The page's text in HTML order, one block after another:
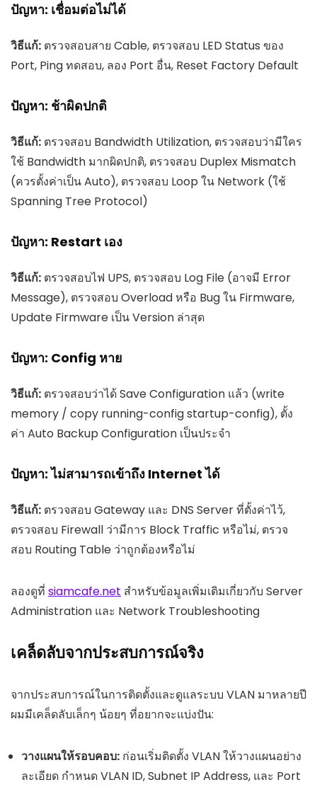
ปัญหา: เชื่อมต่อไม่ได้
วิธีแก้: ตรวจสอบสาย Cable, ตรวจสอบ LED Status ของ
Port, Ping ทดสอบ, ลอง Port อื่น, Reset Factory Default
ปัญหา: ช้าผิดปกติ
วิธีแก้: ตรวจสอบ Bandwidth Utilization, ตรวจสอบว่ามีใคร
ใช้ Bandwidth มากผิดปกติ, ตรวจสอบ Duplex Mismatch
(ควรตั้งค่าเป็น Auto), ตรวจสอบ Loop ใน Network (ใช้
Spanning Tree Protocol)
ปัญหา: Restart เอง
วิธีแก้: ตรวจสอบไฟ UPS, ตรวจสอบ Log File (อาจมี Error
Message), ตรวจสอบ Overload หรือ Bug ใน Firmware,
Update Firmware เป็น Version ล่าสุด
ปัญหา: Config หาย
วิธีแก้: ตรวจสอบว่าได้ Save Configuration แล้ว (write
memory / copy running-config startup-config), ตั้ง
ค่า Auto Backup Configuration เป็นประจำ
ปัญหา: ไม่สามารถเข้าถึง Internet ได้
วิธีแก้: ตรวจสอบ Gateway และ DNS Server ที่ตั้งค่าไว้,
ตรวจสอบ Firewall ว่ามีการ Block Traffic หรือไม่, ตรวจ
สอบ Routing Table ว่าถูกต้องหรือไม่
ลองดูที่ siamcafe.net สำหรับข้อมูลเพิ่มเติมเกี่ยวกับ Server
Administration และ Network Troubleshooting
เคล็ดลับจากประสบการณ์จริง
จากประสบการณ์ในการติดตั้งและดูแลระบบ VLAN มาหลายปี
ผมมีเคล็ดลับเล็กๆ น้อยๆ ที่อยากจะแบ่งปัน:
วางแผนให้รอบคอบ: ก่อนเริ่มติดตั้ง VLAN ให้วางแผนอย่าง
ละเอียด กำหนด VLAN ID, Subnet IP Address, และ Port